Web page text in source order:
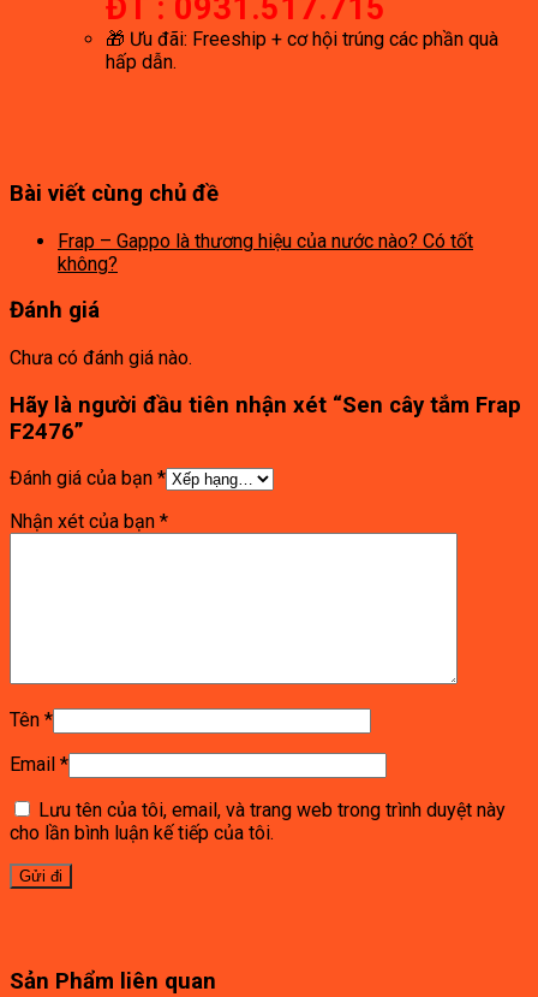
ĐT : 0931.517.715
🎁 Ưu đãi: Freeship + cơ hội trúng các phần quà
hấp dẫn.
Bài viết cùng chủ đề
Frap – Gappo là thương hiệu của nước nào? Có tốt
không?
Đánh giá
Chưa có đánh giá nào.
Hãy là người đầu tiên nhận xét “Sen cây tắm Frap
F2476”
Đánh giá của bạn *
Nhận xét của bạn *
Tên *
Email *
Lưu tên của tôi, email, và trang web trong trình duyệt này
cho lần bình luận kế tiếp của tôi.
Sản Phẩm liên quan